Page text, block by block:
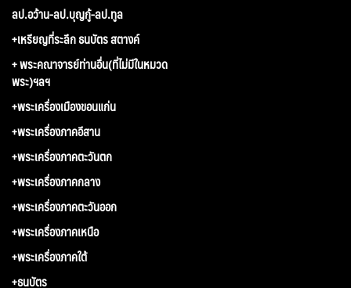
ลป.อว้าน-ลป.บุญกู้-ลป.ทูล
+เหรียญที่ระลึก ธนบัตร สตางค์
+ พระคณาจารย์ท่านอื่น(ที่ไม่มีในหมวด
พระ)ฯลฯ
+พระเครื่องเมืองขอนแก่น
+พระเครื่องภาคอีสาน
+พระเครื่องภาคตะวันตก
+พระเครื่องภาคกลาง
+พระเครื่องภาคตะวันออก
+พระเครื่องภาคเหนือ
+พระเครื่องภาคใต้
+ธนบัตร